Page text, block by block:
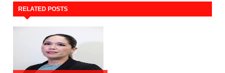
RELATED POSTS